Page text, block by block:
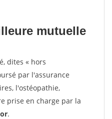
mutuelle
dites « hors
par l'assurance
l'ostéopathie,
prise en charge par la
.